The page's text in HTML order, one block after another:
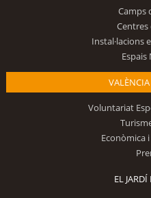
Camps
Instal·lacions
Voluntariat
Econòmica
EL